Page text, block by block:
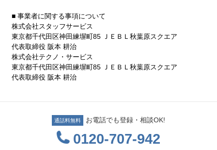
■ 事業者に関する事項について
株式会社スタッフサービス
東京都千代田区神田練塀町85 ＪＥＢＬ秋葉原スクエア
代表取締役 阪本 耕治
株式会社テクノ・サービス
東京都千代田区神田練塀町85 ＪＥＢＬ秋葉原スクエア
代表取締役 阪本 耕治
通話料無料 お電話でも登録・相談OK!
0120-707-942